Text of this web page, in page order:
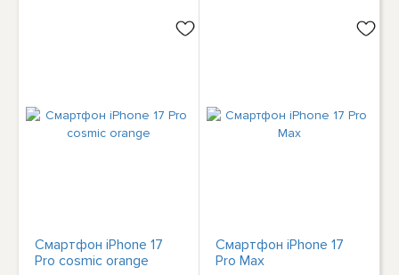
Смартфон iPhone 17
Pro cosmic orange
Смартфон iPhone 17
Pro Max